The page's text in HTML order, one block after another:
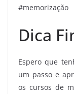
#memorização
Dica
Espero que
um passo e
os cursos de